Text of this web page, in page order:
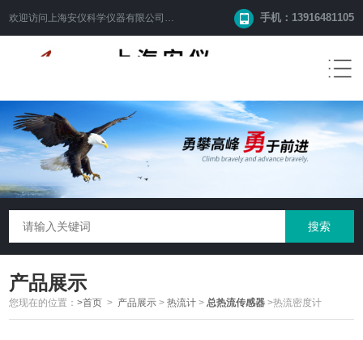
欢迎访问 上海安仪科学仪器有限公司 网站！ 手机：13916481105
产品展示
您现在的位置：>首页 > 产品展示 >热流计 > 总热流传感器 >热流密度计